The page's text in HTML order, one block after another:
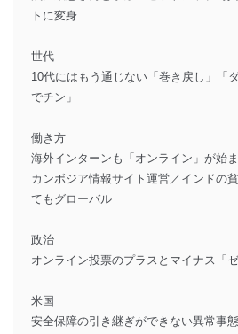
トに変身
世代
10代にはもう通じない「巻き戻し」「
でチン」
働き方
海外インターンも「オンライン」が始
カンボジア情報サイト運営／インドの
てもグローバル
政治
オンライン投票のプラスとマイナス「
米国
安全保障の引き継ぎができない異常事態